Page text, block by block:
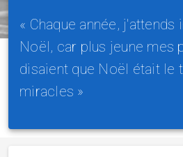
« Chaque année,
Noël, car plus jeune mes
disaient que Noël était le
miracles »